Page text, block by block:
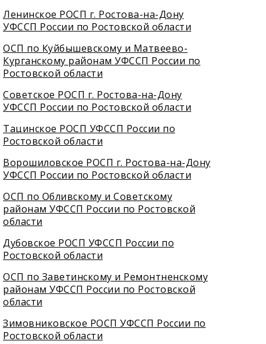
Ленинское РОСП г. Ростова-на-Дону
УФССП России по Ростовской области
ОСП по Куйбышевскому и Матвеево-
Курганскому районам УФССП России по
Ростовской области
Советское РОСП г. Ростова-на-Дону
УФССП России по Ростовской области
Тацинское РОСП УФССП России по
Ростовской области
Ворошиловское РОСП г. Ростова-на-Дону
УФССП России по Ростовской области
ОСП по Обливскому и Советскому
районам УФССП России по Ростовской
области
Дубовское РОСП УФССП России по
Ростовской области
ОСП по Заветинскому и Ремонтненскому
районам УФССП России по Ростовской
области
Зимовниковское РОСП УФССП России по
Ростовской области